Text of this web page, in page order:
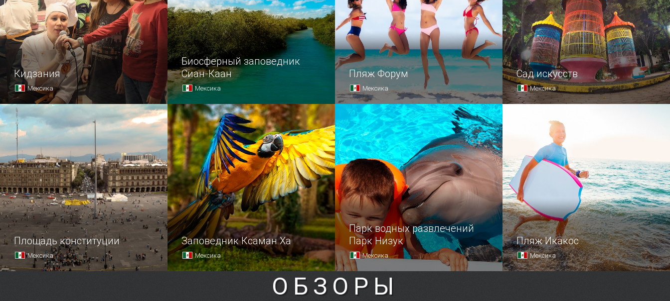
Кидзания
Мексика
В 1999 году мексиканец Хавьер
Лопес Анкона придумал
удивительную площадку для детей,
аналогов которой на тот момент
не существовало нигде в мире.
Биосферный заповедник
Сиан-Каан
Мексика
Этот заповедник площадью 5280
квадратных километров славится
своей первозданной природой.
Пляж Форум
Мексика
Пляж Форум — это то место, куда
хорошо пойти большой и шумной
компанией.
Сад искусств
Мексика
более 50 лет, а он все также
популярен, как и раньше.
Площадь конституции
Мексика
Заповедник Ксаман Ха
Мексика
Заповедник Ксаман Ха известен
благодаря своим обитателям,
Парк водных развлечений
Парк Низук
Мексика
Всего в 10 км от Канкуна,
на выступающей в Карибское море
Пляж Икакос
Мексика
ОБЗОРЫ